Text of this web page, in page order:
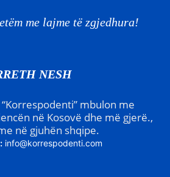
me lajme të zgjedhura!
NESH
mbulon me
në Kosovë dhe më gjerë.,
në gjuhën shqipe.
info@korrespodenti.com